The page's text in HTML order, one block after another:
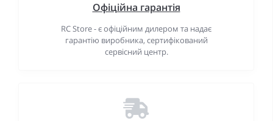
Офіційна гарантія
RC Store - є офіційним дилером та надає
гарантію виробника, сертифікований
сервісний центр.